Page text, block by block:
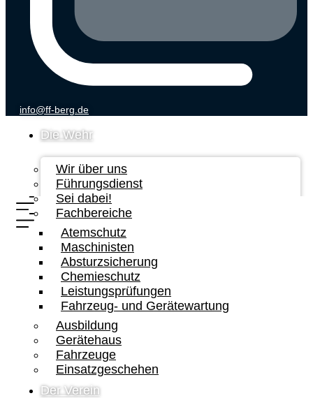
info@ff-berg.de
Die Wehr
Wir über uns
Führungsdienst
Sei dabei!
Fachbereiche
Atemschutz
Maschinisten
Absturzsicherung
Chemieschutz
Leistungsprüfungen
Fahrzeug- und Gerätewartung
Ausbildung
Gerätehaus
Fahrzeuge
Einsatzgeschehen
Der Verein